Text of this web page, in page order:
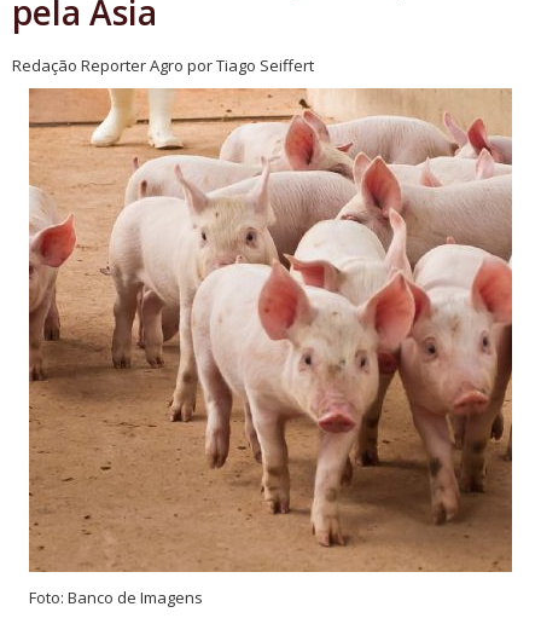
pela Ásia
Redação Reporter Agro por Tiago Seiffert
Foto: Banco de Imagens